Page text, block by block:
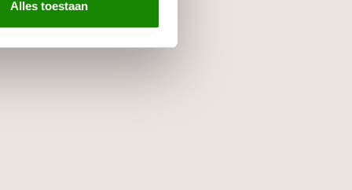
Alles toestaan